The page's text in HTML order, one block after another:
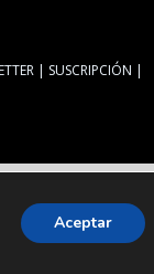
SUSCRIPCIÓN
Aceptar